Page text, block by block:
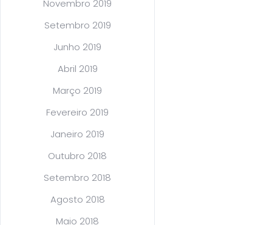
Novembro 2019
Setembro 2019
Junho 2019
Abril 2019
Março 2019
Fevereiro 2019
Janeiro 2019
Outubro 2018
Setembro 2018
Agosto 2018
Maio 2018